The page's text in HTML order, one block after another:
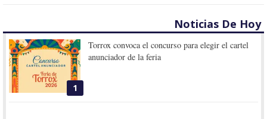
Noticias De Hoy
1
Torrox convoca el concurso para elegir el cartel
anunciador de la feria